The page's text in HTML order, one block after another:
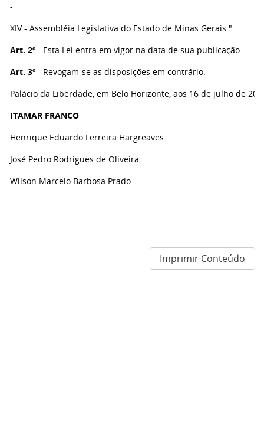
-
XIV - Assembléia Legislativa do Estado de Minas Gerais.".
Art. 2º - Esta Lei entra em vigor na data de sua publicação.
Art. 3º - Revogam-se as disposições em contrário.
Palácio da Liberdade, em Belo Horizonte, aos 16 de julho de
ITAMAR FRANCO
Henrique Eduardo Ferreira Hargreaves
José Pedro Rodrigues de Oliveira
Wilson Marcelo Barbosa Prado
Imprimir Conteúdo